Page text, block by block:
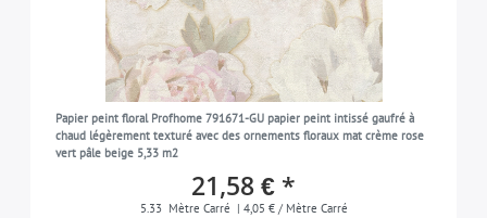
Papier peint floral Profhome 791671-GU papier peint intissé gaufré à
chaud légèrement texturé avec des ornements floraux mat crème rose
vert pâle beige 5,33 m2
21,58 € *
5.33 Mètre Carré | 4,05 € / Mètre Carré